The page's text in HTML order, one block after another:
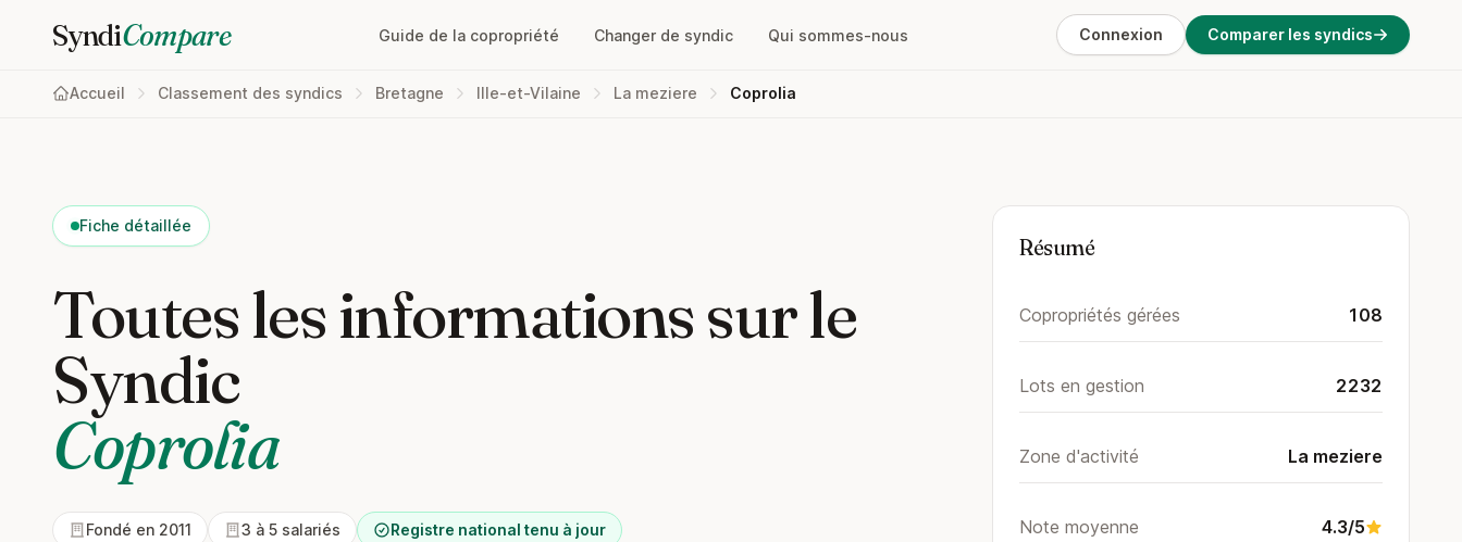
SyndiCompare Guide de la copropriété Changer de syndic Qui sommes-nous Connexion Comparer les syndics
Accueil Classement des syndics Bretagne Ille-et-Vilaine La meziere Coprolia
Fiche détaillée
Toutes les informations sur le
Syndic
Coprolia
Fondé en 2011 3 à 5 salariés Registre national tenu à jour
Résumé
Copropriétés gérées 108
Lots en gestion 2232
Zone d'activité La meziere
Note moyenne 4.3/5